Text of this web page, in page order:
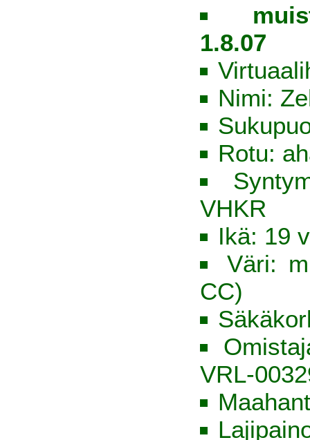
1.8.07
Nimi:
Rotu:
VHKR
Ikä: 19
Väri:
CC)
VRL-